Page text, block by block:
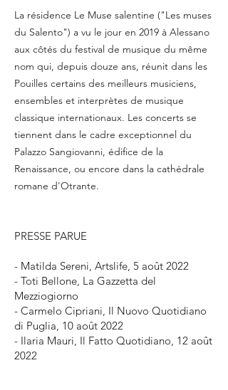
La résidence Le Muse salentine ("Les muses
du Salento") a vu le jour en 2019 à Alessano
aux côtés du festival de musique du même
nom qui, depuis douze ans, réunit dans les
Pouilles certains des meilleurs musiciens,
ensembles et interprètes de musique
classique internationaux. Les concerts se
tiennent dans le cadre exceptionnel du
Palazzo Sangiovanni, édifice de la
Renaissance, ou encore dans la cathédrale
romane d'Otrante.
PRESSE PARUE
- Matilda Sereni, Artslife, 5 août 2022
- Toti Bellone, La Gazzetta del
Mezziogiorno
- Carmelo Cipriani, Il Nuovo Quotidiano
di Puglia, 10 août 2022
- Ilaria Mauri, Il Fatto Quotidiano, 12 août
2022